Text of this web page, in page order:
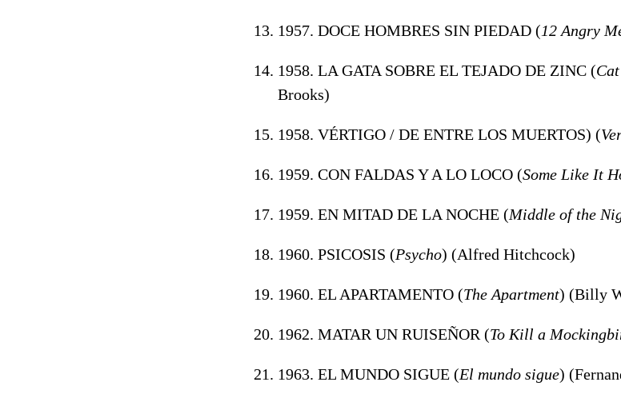
1957. DOCE HOMBRES SIN PIEDAD (12 Angry
1958. LA GATA SOBRE EL TEJADO DE ZINC (
Brooks)
1958. VÉRTIGO / DE ENTRE LOS MUERTOS) (
1959. CON FALDAS Y A LO LOCO (Some Like It
1959. EN MITAD DE LA NOCHE (Middle of the
1960. PSICOSIS (Psycho) (Alfred Hitchcock)
1960. EL APARTAMENTO (The Apartment) (Billy
1962. MATAR UN RUISEÑOR (To Kill a
1963. EL MUNDO SIGUE (El mundo sigue)